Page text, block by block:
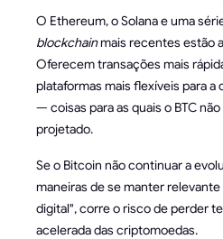
O Ethereum, o Solana e uma
blockchainmais recentes estão
Oferecem transações mais
plataformas mais flexíveis para
— coisas para as quais o BTC
projetado.
Se o Bitcoin não continuar a
maneiras de se manter
digital", corre o risco de perder
acelerada das criptomoedas.